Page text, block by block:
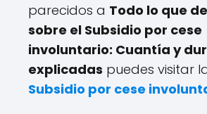
parecidos a Todo lo que
sobre el Subsidio por cese
involuntario: Cuantía y
explicadas puedes visitar
Subsidio por cese